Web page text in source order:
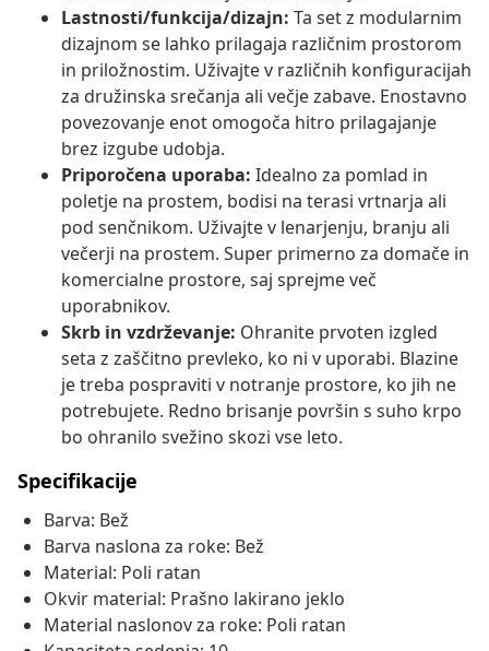
Lastnosti/funkcija/dizajn: Ta set z modularnim
dizajnom se lahko prilagaja različnim prostorom
in priložnostim. Uživajte v različnih konfiguracijah
za družinska srečanja ali večje zabave. Enostavno
povezovanje enot omogoča hitro prilagajanje
brez izgube udobja.
Priporočena uporaba: Idealno za pomlad in
poletje na prostem, bodisi na terasi vrtnarja ali
pod senčnikom. Uživajte v lenarjenju, branju ali
večerji na prostem. Super primerno za domače in
komercialne prostore, saj sprejme več
uporabnikov.
Skrb in vzdrževanje: Ohranite prvoten izgled
seta z zaščitno prevleko, ko ni v uporabi. Blazine
je treba pospraviti v notranje prostore, ko jih ne
potrebujete. Redno brisanje površin s suho krpo
bo ohranilo svežino skozi vse leto.
Specifikacije
Barva: Bež
Barva naslona za roke: Bež
Material: Poli ratan
Okvir material: Prašno lakirano jeklo
Material naslonov za roke: Poli ratan